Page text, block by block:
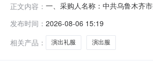
正文内容： 一、采购人名称：中共乌鲁木齐
1.005005002演出礼服006女装
发布时间： 2026-08-06 15:19
相关产品：
演出礼服 演出服